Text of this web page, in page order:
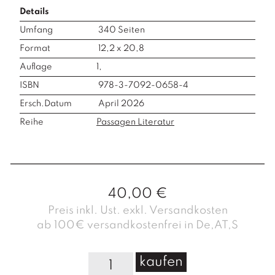
Details
Umfang 340 Seiten
Format 12,2 x 20,8
Auflage 1,
ISBN 978-3-7092-0658-4
Ersch.Datum April 2026
Reihe Passagen Literatur
40,00 €
Preis inkl. Ust. exkl. Versandkosten
ab 100€ versandkostenfrei in De,AT,S
kaufen